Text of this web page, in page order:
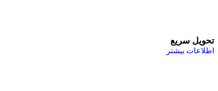
تحویل سریع
اطلاعات بیشتر